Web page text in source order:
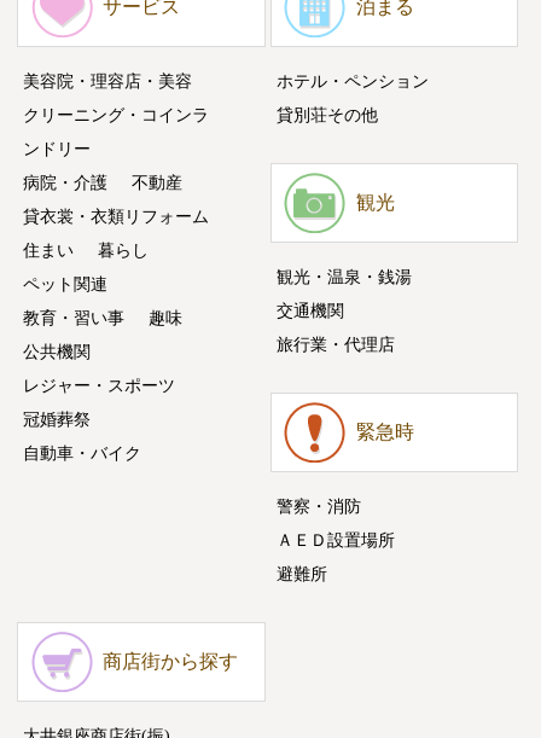
サービス
美容院・理容店・美容
クリーニング・コインラ
ンドリー
病院・介護
不動産
貸衣裳・衣類リフォーム
住まい
暮らし
ペット関連
教育・習い事
趣味
公共機関
レジャー・スポーツ
冠婚葬祭
自動車・バイク
泊まる
ホテル・ペンション
貸別荘その他
観光
観光・温泉・銭湯
交通機関
旅行業・代理店
緊急時
警察・消防
ＡＥＤ設置場所
避難所
商店街から探す